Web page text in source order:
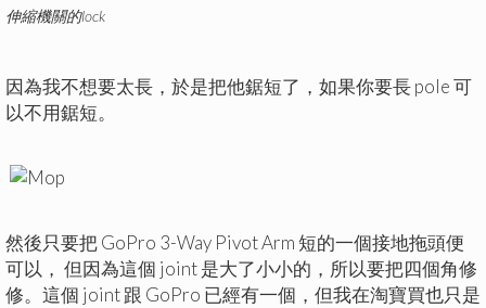
伸縮機關的lock
因為我不想要太長，於是把他鋸短了，如果你要長 pole 可
以不用鋸短。
然後只要把 GoPro 3-Way Pivot Arm 短的一個接地拖頭便
可以， 但因為這個 joint 是大了小小的，所以要把四個角修
修。這個 joint 跟 GoPro 已經有一個，但我在淘寶買也只是